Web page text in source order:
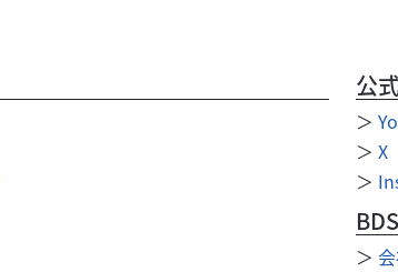
公
＞
＞ X
＞
＞